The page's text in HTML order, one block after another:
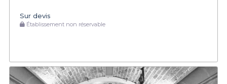
Sur devis
Établissement non réservable